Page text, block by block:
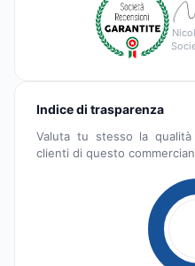
Indice di trasparenza
Valuta tu stesso la
clienti di questo